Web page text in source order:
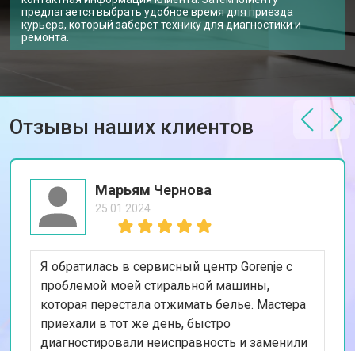
Замена замка посудомоечной
машины Gorenje
от 1600 ₽ Заказать
Ремонт электропроводки
Заказать
Ремонт платы управления
Замена датчика соли
Замена заливного клапана
Замена расходомера от 1600 ₽ Заказать
циркуляционного насоса
от 1550 ₽ Заказать
Замена проточного
нагревательного элемента
предлагается выбрать удобное время для приезда
курьера, который заберет технику для диагностики и
ремонта.
Отзывы наших клиентов
Марьям Чернова
25.01.2024
Я обратилась в сервисный центр Gorenje с
проблемой моей стиральной машины,
которая перестала отжимать белье. Мастера
приехали в тот же день, быстро
диагностировали неисправность и заменили